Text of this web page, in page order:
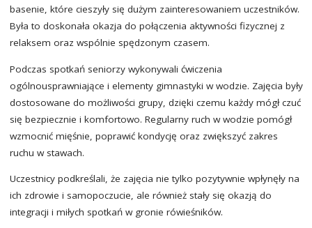
basenie, które cieszyły się dużym zainteresowaniem uczestników.
Była to doskonała okazja do połączenia aktywności fizycznej z
relaksem oraz wspólnie spędzonym czasem.
Podczas spotkań seniorzy wykonywali ćwiczenia
ogólnousprawniające i elementy gimnastyki w wodzie. Zajęcia były
dostosowane do możliwości grupy, dzięki czemu każdy mógł czuć
się bezpiecznie i komfortowo. Regularny ruch w wodzie pomógł
wzmocnić mięśnie, poprawić kondycję oraz zwiększyć zakres
ruchu w stawach.
Uczestnicy podkreślali, że zajęcia nie tylko pozytywnie wpłynęły na
ich zdrowie i samopoczucie, ale również stały się okazją do
integracji i miłych spotkań w gronie rówieśników.